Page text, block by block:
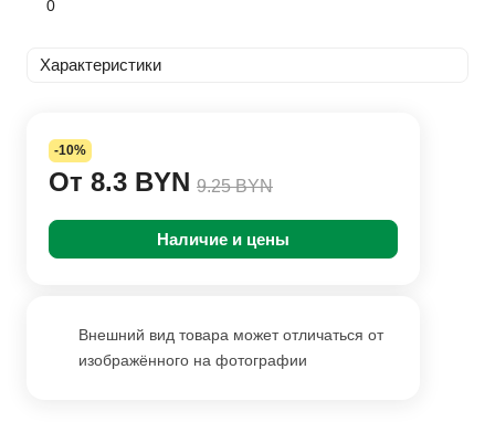
0
Характеристики
-10%
От 8.3 BYN 9.25 BYN
Наличие и цены
Внешний вид товара может отличаться от
изображённого на фотографии